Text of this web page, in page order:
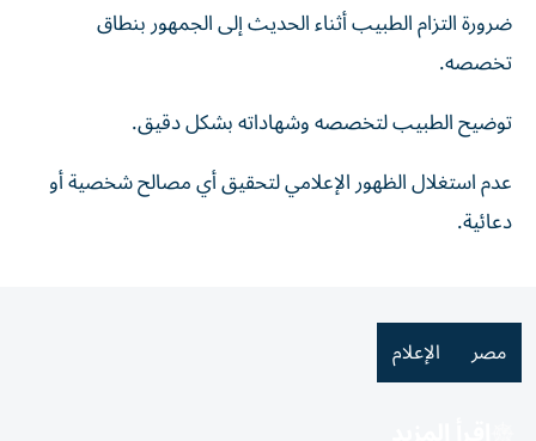
ضرورة التزام الطبيب أثناء الحديث إلى الجمهور بنطاق
تخصصه.
توضيح الطبيب لتخصصه وشهاداته بشكل دقيق.
عدم استغلال الظهور الإعلامي لتحقيق أي مصالح شخصية أو
دعائية.
مصر الإعلام